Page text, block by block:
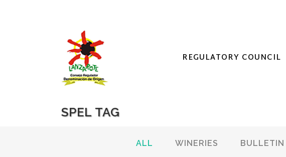
REGULATORY COUNCIL
SPEL TAG
ALL WINERIES BULLETIN